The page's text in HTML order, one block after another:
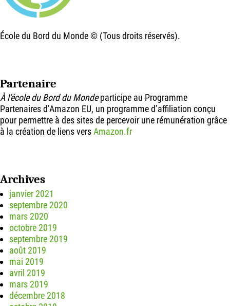
École du Bord du Monde © (Tous droits réservés).
Partenaire
À l’école du Bord du Mondeparticipe au Programme
Partenaires d’Amazon EU, un programme d’affiliation conçu
pour permettre à des sites de percevoir une rémunération grâce
à la création de liens versAmazon.fr
Archives
janvier 2021
septembre 2020
mars 2020
octobre 2019
septembre 2019
août 2019
mai 2019
avril 2019
mars 2019
décembre 2018